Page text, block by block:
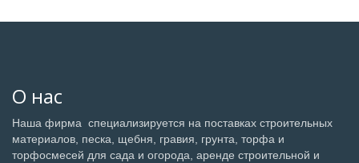
О нас
Наша фирма специализируется на поставках строительных
материалов, песка, щебня, гравия, грунта, торфа и
торфосмесей для сада и огорода, аренде строительной и